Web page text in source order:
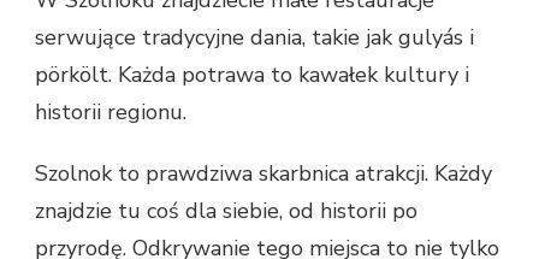
serwujące tradycyjne dania, takie jak gulyás i
pörkölt. Każda potrawa to kawałek kultury i
historii regionu.
Szolnok to prawdziwa skarbnica atrakcji. Każdy
znajdzie tu coś dla siebie, od historii po
przyrodę. Odkrywanie tego miejsca to nie tylko